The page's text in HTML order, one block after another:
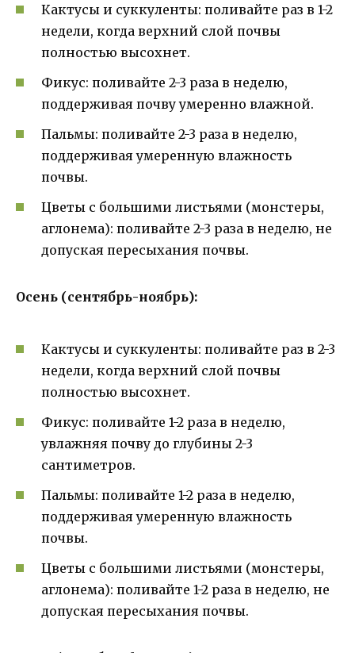
Кактусы и суккуленты: поливайте раз в 1-2
недели, когда верхний слой почвы
полностью высохнет.
Фикус: поливайте 2-3 раза в неделю,
поддерживая почву умеренно влажной.
Пальмы: поливайте 2-3 раза в неделю,
поддерживая умеренную влажность
почвы.
Цветы с большими листьями (монстеры,
аглонема): поливайте 2-3 раза в неделю, не
допуская пересыхания почвы.
Осень (сентябрь-ноябрь):
Кактусы и суккуленты: поливайте раз в 2-3
недели, когда верхний слой почвы
полностью высохнет.
Фикус: поливайте 1-2 раза в неделю,
увлажняя почву до глубины 2-3
сантиметров.
Пальмы: поливайте 1-2 раза в неделю,
поддерживая умеренную влажность
почвы.
Цветы с большими листьями (монстеры,
аглонема): поливайте 1-2 раза в неделю, не
допуская пересыхания почвы.